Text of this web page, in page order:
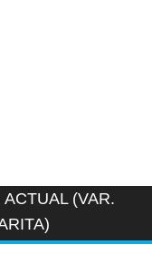
ACTUAL (VAR.